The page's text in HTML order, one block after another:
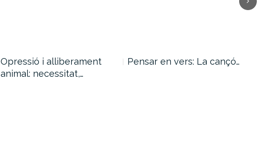
Opressió i alliberament
animal: necessitat,…
Pensar en vers: La cançó…